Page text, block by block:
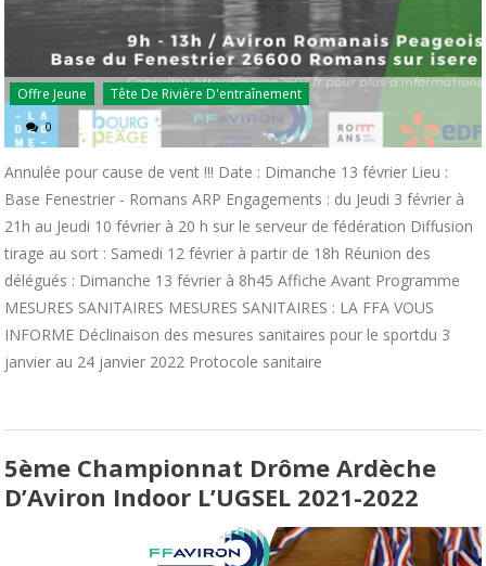
Offre Jeune Tête De Rivière D'entraînement
0
Annulée pour cause de vent !!! Date : Dimanche 13 février Lieu :
Base Fenestrier - Romans ARP Engagements : du Jeudi 3 février à
21h au Jeudi 10 février à 20 h sur le serveur de fédération Diffusion
tirage au sort : Samedi 12 février à partir de 18h Réunion des
délégués : Dimanche 13 février à 8h45 Affiche Avant Programme
MESURES SANITAIRES MESURES SANITAIRES : LA FFA VOUS
INFORME Déclinaison des mesures sanitaires pour le sportdu 3
janvier au 24 janvier 2022 Protocole sanitaire
5ème Championnat Drôme Ardèche
D’Aviron Indoor L’UGSEL 2021-2022